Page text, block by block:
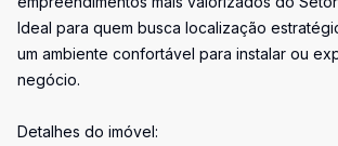
Ideal para quem busca localização
um ambiente confortável para instalar ou
negócio.
Detalhes do imóvel: